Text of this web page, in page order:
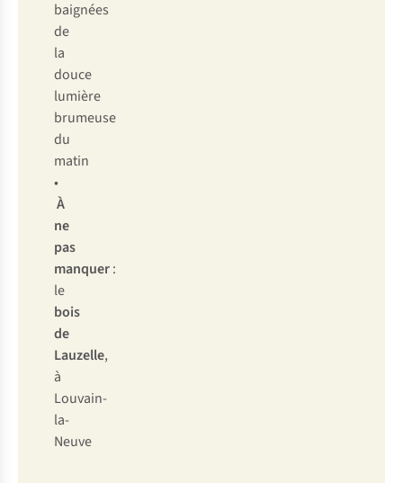
baignées
de
la
douce
lumière
brumeuse
du
matin
•
À
ne
pas
manquer:
le
bois
de
Lauzelle,
à
Louvain-
la-
Neuve